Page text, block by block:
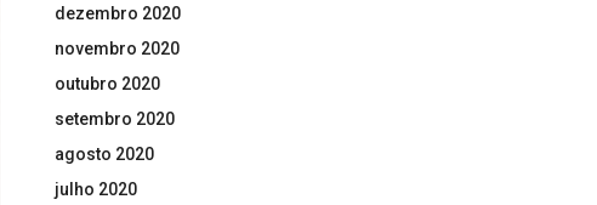
dezembro 2020
novembro 2020
outubro 2020
setembro 2020
agosto 2020
julho 2020